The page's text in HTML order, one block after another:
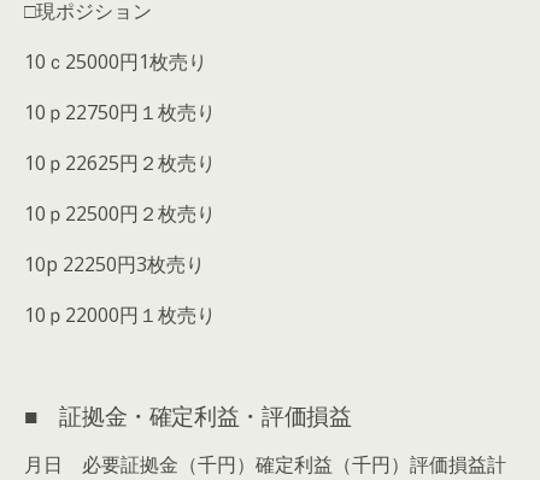
□現ポジション
10ｃ25000円1枚売り
10ｐ22750円１枚売り
10ｐ22625円２枚売り
10ｐ22500円２枚売り
10p 22250円3枚売り
10ｐ22000円１枚売り
■ 証拠金・確定利益・評価損益
月日 必要証拠金（千円）確定利益（千円）評価損益計